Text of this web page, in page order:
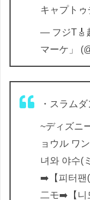
キャプトゥ
— フジT🎸
マーケ」
・スラム
~ディズニ
ョウル ワ
녀와 야수(
➡️【피터팬(
二モ➡️【니